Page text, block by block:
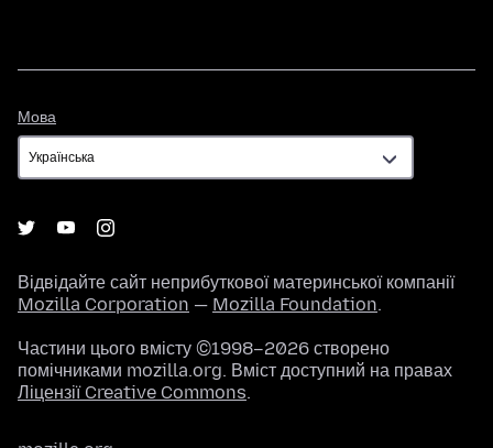
Мова
Відвідайте сайт неприбуткової материнської компанії
Mozilla Corporation — Mozilla Foundation.
Частини цього вмісту ©1998–2026 створено
помічниками mozilla.org. Вміст доступний на правах
Ліцензії Creative Commons.